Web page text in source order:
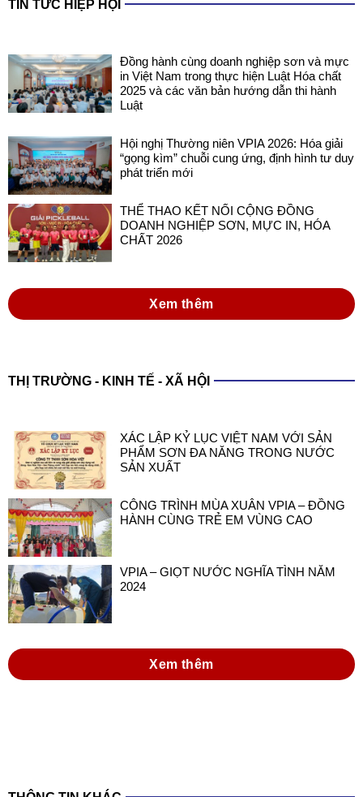
TIN TỨC HIỆP HỘI
Đồng hành cùng doanh nghiệp sơn và mực
in Việt Nam trong thực hiện Luật Hóa chất
2025 và các văn bản hướng dẫn thi hành
Luật
Hội nghị Thường niên VPIA 2026: Hóa giải
“gọng kìm” chuỗi cung ứng, định hình tư duy
phát triển mới
THỂ THAO KẾT NỐI CỘNG ĐỒNG
DOANH NGHIỆP SƠN, MỰC IN, HÓA
CHẤT 2026
Xem thêm
THỊ TRƯỜNG - KINH TẾ - XÃ HỘI
XÁC LẬP KỶ LỤC VIỆT NAM VỚI SẢN
PHẨM SƠN ĐA NĂNG TRONG NƯỚC
SẢN XUẤT
CÔNG TRÌNH MÙA XUÂN VPIA – ĐỒNG
HÀNH CÙNG TRẺ EM VÙNG CAO
VPIA – GIỌT NƯỚC NGHĨA TÌNH NĂM
2024
Xem thêm